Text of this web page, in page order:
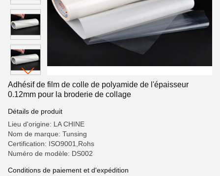
Adhésif de film de colle de polyamide de l'épaisseur
0.12mm pour la broderie de collage
Détails de produit
Lieu d'origine: LA CHINE
Nom de marque: Tunsing
Certification: ISO9001,Rohs
Numéro de modèle: DS002
Conditions de paiement et d'expédition